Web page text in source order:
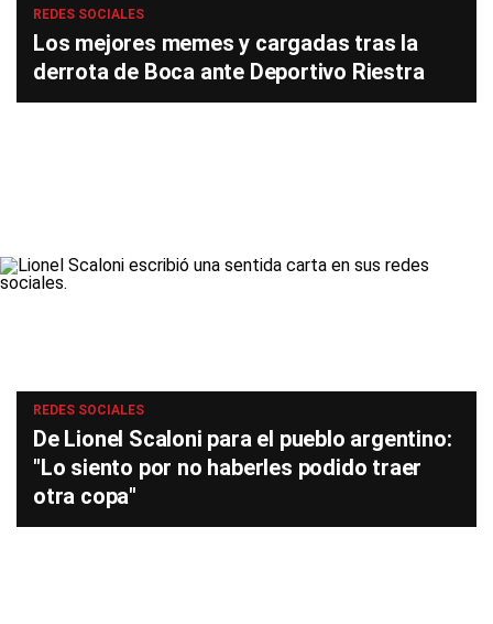
REDES SOCIALES
Los mejores memes y cargadas tras la
derrota de Boca ante Deportivo Riestra
REDES SOCIALES
De Lionel Scaloni para el pueblo argentino:
"Lo siento por no haberles podido traer
otra copa"